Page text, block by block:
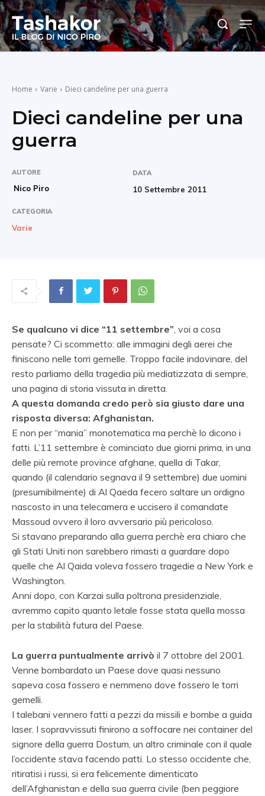
Home Varie Dieci candeline per una guerra
Dieci candeline per una
guerra
AUTORE
Nico Piro
DATA
10 Settembre 2011
CATEGORIA
Varie
Se qualcuno vi dice “11 settembre” , voi a cosa
pensate? Ci scommetto: alle immagini degli aerei che
finiscono nelle torri gemelle. Troppo facile indovinare, del
resto parliamo della tragedia più mediatizzata di sempre,
una pagina di storia vissuta in diretta.
A questa domanda credo però sia giusto dare una
risposta diversa: Afghanistan.
E non per “mania” monotematica ma perchè lo dicono i
fatti. L’11 settembre è cominciato due giorni prima, in una
delle più remote province afghane, quella di Takar,
quando (il calendario segnava il 9 settembre) due uomini
(presumibilmente) di Al Qaeda fecero saltare un ordigno
nascosto in una telecamera e uccisero il comandate
Massoud ovvero il loro avversario più pericoloso.
Si stavano preparando alla guerra perchè era chiaro che
gli Stati Uniti non sarebbero rimasti a guardare dopo
quelle che Al Qaida voleva fossero tragedie a New York e
Washington.
Anni dopo, con Karzai sulla poltrona presidenziale,
avremmo capito quanto letale fosse stata quella mossa
per la stabilità futura del Paese.
La guerra puntualmente arrivò il 7 ottobre del 2001.
Venne bombardato un Paese dove quasi nessuno
sapeva cosa fossero e nemmeno dove fossero le torri
gemelli.
I talebani vennero fatti a pezzi da missili e bombe a guida
laser. I sopravvissuti finirono a soffocare nei container del
signore della guerra Dostum, un altro criminale con il quale
l’occidente stava facendo patti. Lo stesso occidente che,
ritiratisi i russi, si era felicemente dimenticato
dell’Afghanistan e della sua guerra civile (ben peggiore